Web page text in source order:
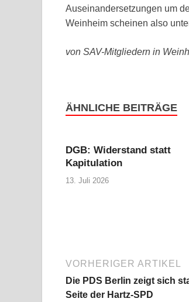
Auseinandersetzungen um
Weinheim scheinen also
von SAV-Mitgliedern in
ÄHNLICHE BEITRÄGE
DGB: Widerstand statt
Kapitulation
13. Juli 2026
VORHERIGER ARTIKEL
Die PDS Berlin zeigt sich
Seite der Hartz-SPD